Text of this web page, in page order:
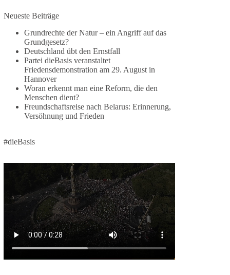
🕊 Wir wollen den Krieg mit Russland nicht!
Am 20. Juni 2026 fand in Berlin am
Brandenburger Tor die Demonstration mit dem
Motto „Russland ist nicht unser Feind“ statt.
Hier ein Auszug aus der Rede von der
Bundestagsabgeordneten Sevim Dağdelen
(BSW).
Revanchismus!“
👉 Hier geht es zum vollständigen Video:
https://www.youtube.com/live/a9hOswSNg4I?
si=2b_C6GgNY9EB-rXw
🟩🟩🟦🟦🟥🟥🟧🟧
❤️ Wir freuen uns über deine Unterstützung:
https://diebasis.de/spenden/
#dieBasis #frieden #russandistnichtunserFeind
Neueste Beiträge
Grundrechte der Natur – ein Angriff auf das
Grundgesetz?
Deutschland übt den Ernstfall
Partei dieBasis veranstaltet
Friedensdemonstration am 29. August in
Hannover
Woran erkennt man eine Reform, die den
Menschen dient?
Freundschaftsreise nach Belarus: Erinnerung,
Versöhnung und Frieden
#dieBasis